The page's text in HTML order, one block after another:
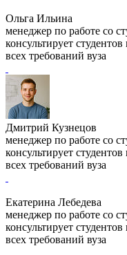
Ольга Ильина
менеджер по работе со
консультирует
всех требований вуза
Дмитрий Кузнецов
менеджер по работе со
консультирует
всех требований вуза
Екатерина Лебедева
менеджер по работе со
консультирует
всех требований вуза